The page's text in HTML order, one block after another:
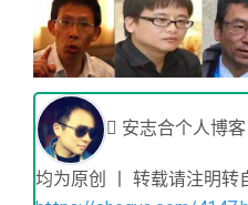
安志合个人博
均为原创 丨 转载请注明转